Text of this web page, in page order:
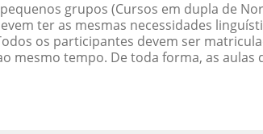
grupos (Cursos em dupla de
ter as mesmas necessidades
os participantes devem ser
mesmo tempo. De toda forma, as